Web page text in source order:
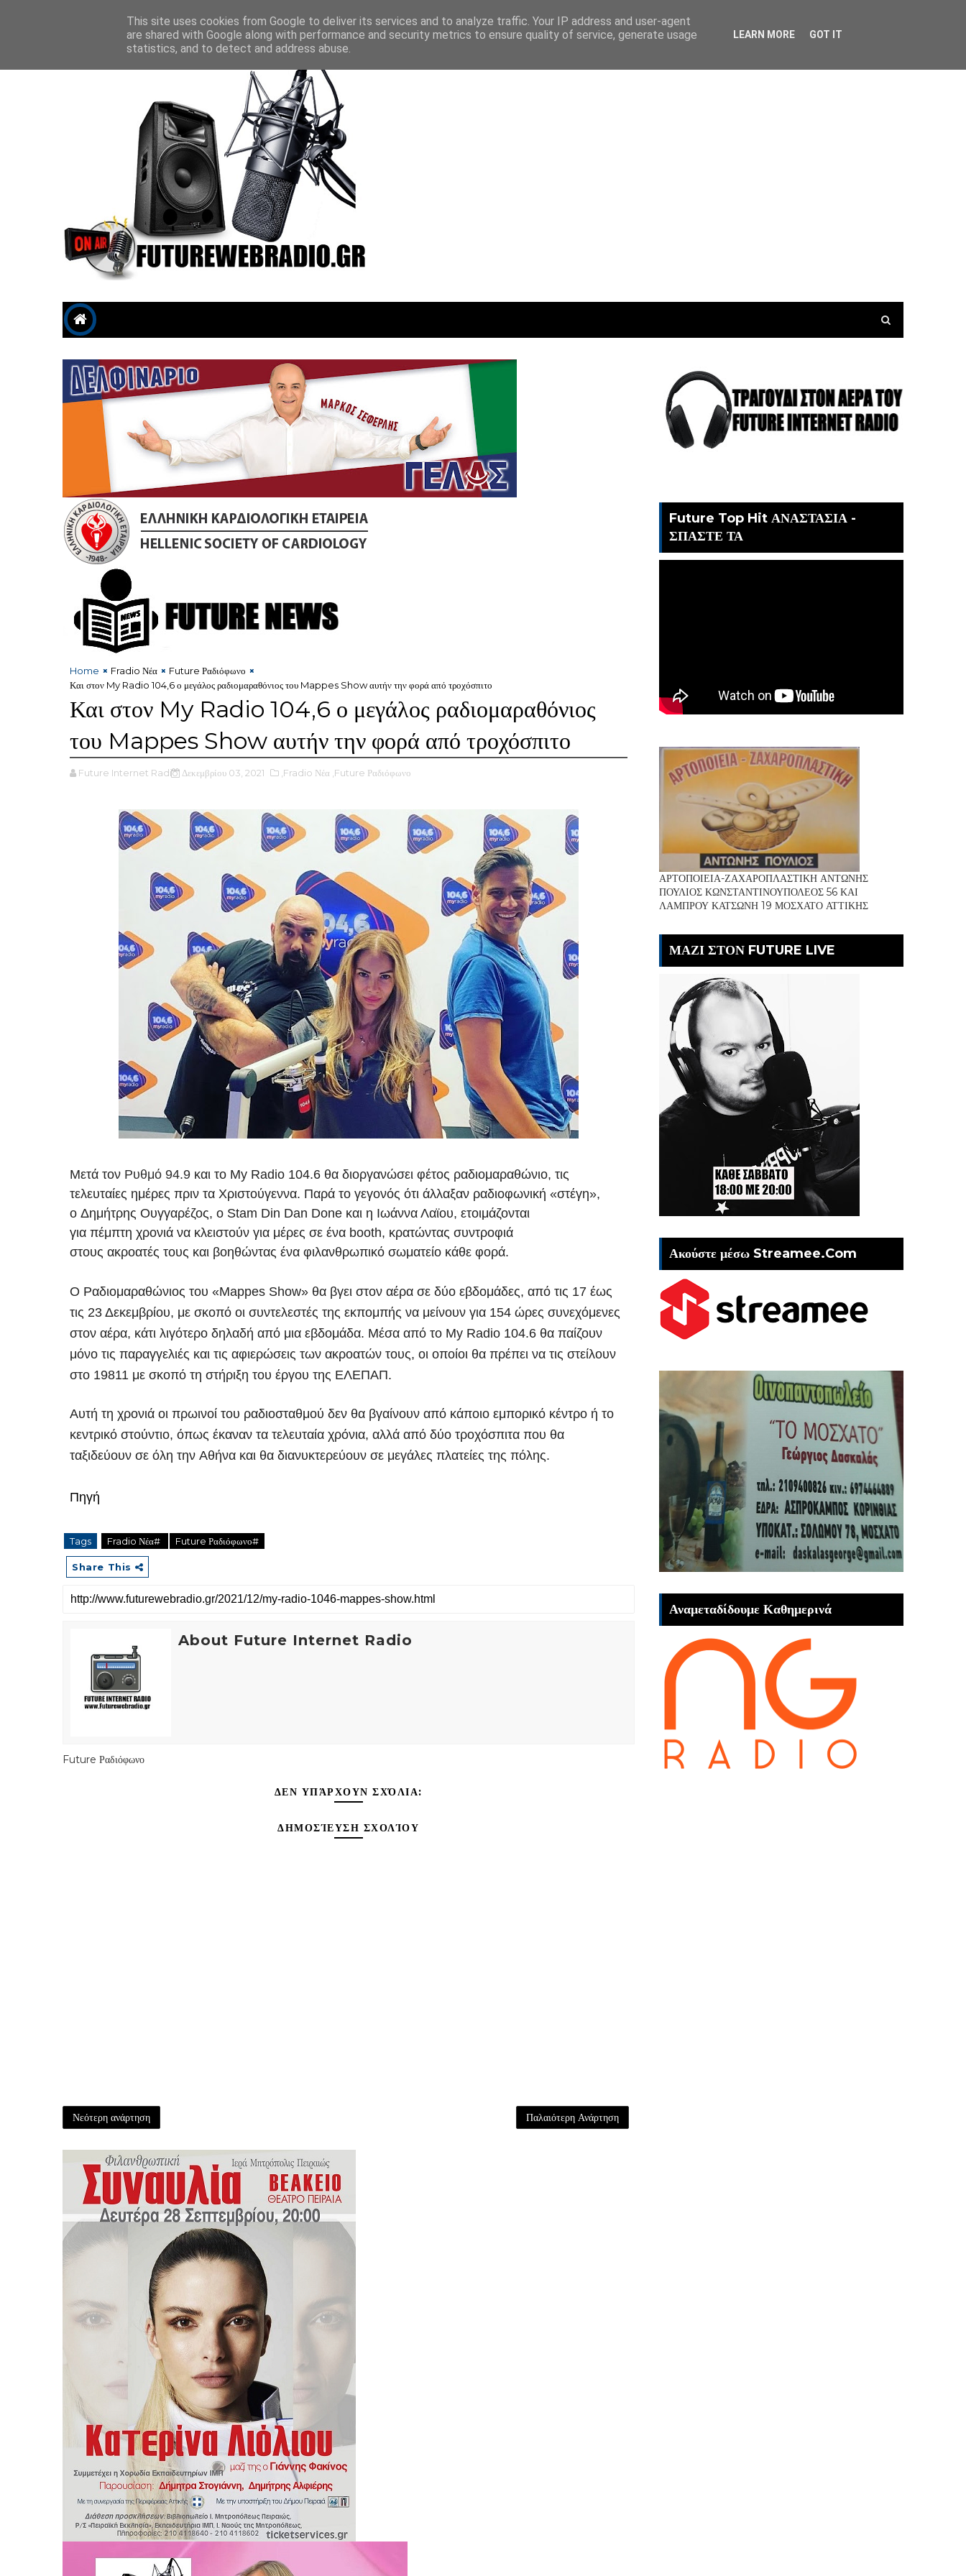
Streamee
Home Fradio Νέα
Future Ραδιόφωνο
Και στον My Radio 104,6 ο μεγάλος ραδιομαραθόνιος του Mappes Show αυτήν την φορά από τροχόσπιτο
Και στον My Radio 104,6 ο μεγάλος ραδιομαραθόνιος
του Mappes Show αυτήν την φορά από τροχόσπιτο
Future Internet Radio Δεκεμβρίου 03, 2021 ,Fradio Νέα ,Future Ραδιόφωνο
Μετά τον Ρυθμό 94.9 και το My Radio 104.6 θα διοργανώσει φέτος ραδιομαραθώνιο, τις
τελευταίες ημέρες πριν τα Χριστούγεννα. Παρά το γεγονός ότι άλλαξαν ραδιοφωνική «στέγη»,
ο Δημήτρης Ουγγαρέζος, ο Stam Din Dan Done και η Ιωάννα Λαϊου, ετοιμάζονται
για πέμπτη χρονιά να κλειστούν για μέρες σε ένα booth, κρατώντας συντροφιά
στους ακροατές τους και βοηθώντας ένα φιλανθρωπικό σωματείο κάθε φορά.
Ο Ραδιομαραθώνιος του «Mappes Show» θα βγει στον αέρα σε δύο εβδομάδες, από τις 17 έως
τις 23 Δεκεμβρίου, με σκοπό οι συντελεστές της εκπομπής να μείνουν για 154 ώρες συνεχόμενες
στον αέρα, κάτι λιγότερο δηλαδή από μια εβδομάδα. Μέσα από το My Radio 104.6 θα παίζουν
μόνο τις παραγγελιές και τις αφιερώσεις των ακροατών τους, οι οποίοι θα πρέπει να τις στείλουν
στο 19811 με σκοπό τη στήριξη του έργου της ΕΛΕΠΑΠ.
Αυτή τη χρονιά οι πρωινοί του ραδιοσταθμού δεν θα βγαίνουν από κάποιο εμπορικό κέντρο ή το
κεντρικό στούντιο, όπως έκαναν τα τελευταία χρόνια, αλλά από δύο τροχόσπιτα που θα
ταξιδεύουν σε όλη την Αθήνα και θα διανυκτερεύουν σε μεγάλες πλατείες της πόλης.
Πηγή
Tags Fradio Νέα# Future Ραδιόφωνο#
Share This
About Future Internet Radio
Future Ραδιόφωνο
ΔΕΝ ΥΠΆΡΧΟΥΝ ΣΧΌΛΙΑ:
ΔΗΜΟΣΊΕΥΣΗ ΣΧΟΛΊΟΥ
Νεότερη ανάρτηση Παλαιότερη Ανάρτηση
Future Top Hit ΑΝΑΣΤΑΣΙΑ -
ΣΠΑΣΤΕ ΤΑ
ΑΡΤΟΠΟΙΕΙΑ-ΖΑΧΑΡΟΠΛΑΣΤΙΚΗ ΑΝΤΩΝΗΣ
ΠΟΥΛΙΟΣ ΚΩΝΣΤΑΝΤΙΝΟΥΠΟΛΕΟΣ 56 ΚΑΙ
ΛΑΜΠΡΟΥ ΚΑΤΣΩΝΗ 19 ΜΟΣΧΑΤΟ ΑΤΤΙΚΗΣ
ΜΑΖΙ ΣΤΟΝ FUTURE LIVE
Ακούστε μέσω Streamee.Com
Αναμεταδίδουμε Καθημερινά
This site uses cookies from Google to deliver its services and to analyze traffic. Your IP address and user-agent
are shared with Google along with performance and security metrics to ensure quality of service, generate usage
statistics, and to detect and address abuse.
LEARN MORE GOT IT